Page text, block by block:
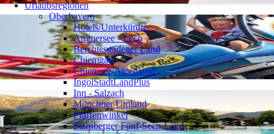
Urlaubsregionen
Oberbayern
Hotels/Unterkünfte
Ammersee - Lech
Berchtesgadener Land
Chiemgau
Chiemsee-Alpenland
IngolStadtLandPlus
Inn - Salzach
Münchner Umland
Pfaffenwinkel
Starnberger Fünf-Seen-Land